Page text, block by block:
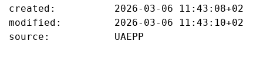
created:          2026-03-06 11:43:08+02
modified:         2026-03-06 11:43:10+02
source:           UAEPP